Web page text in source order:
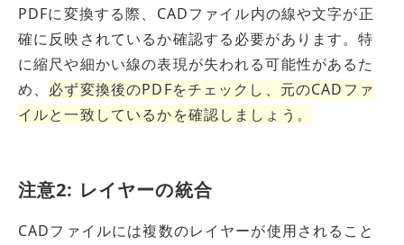
PDFに変換する際、CADファイル内の線や文字が正
確に反映されているか確認する必要があります。特
に縮尺や細かい線の表現が失われる可能性があるた
め、 必ず変換後のPDFをチェックし、元のCADファ
イルと一致しているかを確認しましょう。
注意2: レイヤーの統合
CADファイルには複数のレイヤーが使用されること